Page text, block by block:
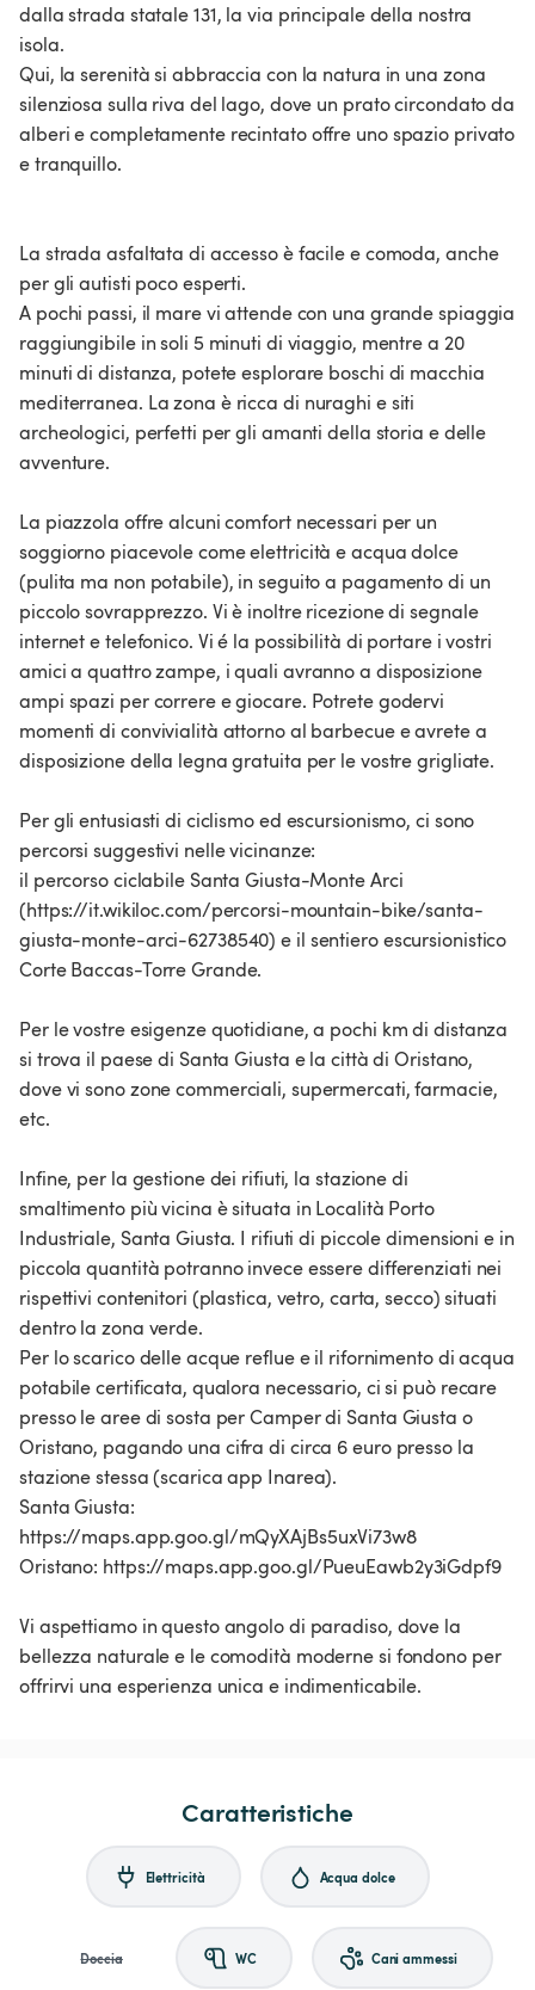
dalla strada statale 131, la via principale della nostra
isola.
Qui, la serenità si abbraccia con la natura in una zona
silenziosa sulla riva del lago, dove un prato circondato da
alberi e completamente recintato offre uno spazio privato
e tranquillo.
La strada asfaltata di accesso è facile e comoda, anche
per gli autisti poco esperti.
A pochi passi, il mare vi attende con una grande spiaggia
raggiungibile in soli 5 minuti di viaggio, mentre a 20
minuti di distanza, potete esplorare boschi di macchia
mediterranea. La zona è ricca di nuraghi e siti
archeologici, perfetti per gli amanti della storia e delle
avventure.
La piazzola offre alcuni comfort necessari per un
soggiorno piacevole come elettricità e acqua dolce
(pulita ma non potabile), in seguito a pagamento di un
piccolo sovrapprezzo. Vi è inoltre ricezione di segnale
internet e telefonico. Vi é la possibilità di portare i vostri
amici a quattro zampe, i quali avranno a disposizione
ampi spazi per correre e giocare. Potrete godervi
momenti di convivialità attorno al barbecue e avrete a
disposizione della legna gratuita per le vostre grigliate.
Per gli entusiasti di ciclismo ed escursionismo, ci sono
percorsi suggestivi nelle vicinanze:
il percorso ciclabile Santa Giusta-Monte Arci
(https://it.wikiloc.com/percorsi-mountain-bike/santa-
giusta-monte-arci-62738540) e il sentiero escursionistico
Corte Baccas-Torre Grande.
Per le vostre esigenze quotidiane, a pochi km di distanza
si trova il paese di Santa Giusta e la città di Oristano,
dove vi sono zone commerciali, supermercati, farmacie,
etc.
Infine, per la gestione dei rifiuti, la stazione di
smaltimento più vicina è situata in Località Porto
Industriale, Santa Giusta​​. I rifiuti di piccole dimensioni e in
piccola quantità potranno invece essere differenziati nei
rispettivi contenitori (plastica, vetro, carta, secco) situati
dentro la zona verde.
Per lo scarico delle acque reflue e il rifornimento di acqua
potabile certificata, qualora necessario, ci si può recare
presso le aree di sosta per Camper di Santa Giusta o
Oristano, pagando una cifra di circa 6 euro presso la
stazione stessa (scarica app Inarea).
Santa Giusta:
https://maps.app.goo.gl/mQyXAjBs5uxVi73w8
Oristano: https://maps.app.goo.gl/PueuEawb2y3iGdpf9
Vi aspettiamo in questo angolo di paradiso, dove la
bellezza naturale e le comodità moderne si fondono per
offrirvi una esperienza unica e indimenticabile.
Caratteristiche
Elettricità Acqua dolce
Doccia WC Cani ammessi